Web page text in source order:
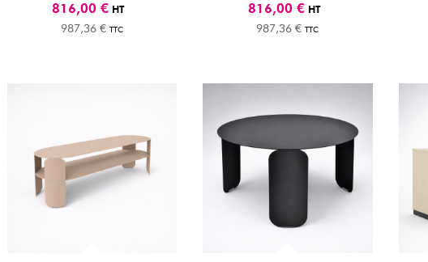
816,00 € HT
987,36 € TTC
816,00 € HT
987,36 € TTC